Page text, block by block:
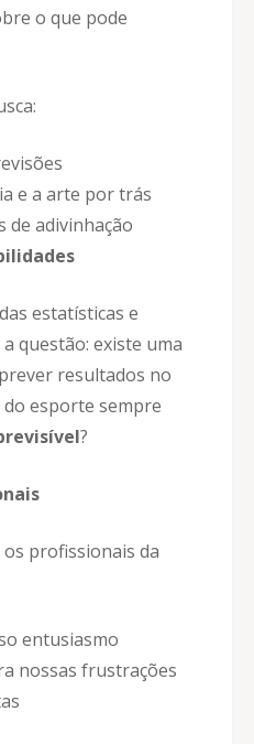
o que pode
e a arte por trás
de adivinhação
estatísticas e
questão: existe uma
resultados no
esporte sempre
?
profissionais da
entusiasmo
nossas frustrações